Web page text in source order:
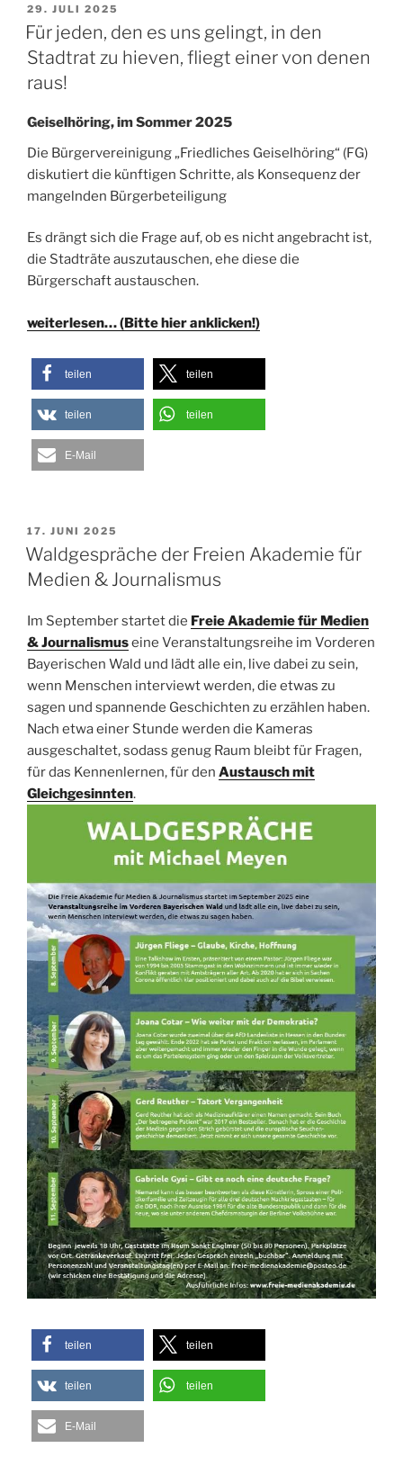
VERÖFFENTLICHT
AM
29. JULI 2025
Für jeden, den es uns gelingt, in den
Stadtrat zu hieven, fliegt einer von denen
raus!
Geiselhöring, im Sommer 2025
Die Bürgervereinigung „Friedliches Geiselhöring“ (FG)
diskutiert die künftigen Schritte,als Konsequenz der
mangelnden Bürgerbeteiligung
Es drängt sich die Frage auf, ob es nicht angebracht ist,
die Stadträte auszutauschen, ehe diese die
Bürgerschaft austauschen.
weiterlesen… (Bitte hier anklicken!)
teilen teilen
teilen teilen
E-Mail
VERÖFFENTLICHT
AM
17. JUNI 2025
Waldgespräche der Freien Akademie für
Medien & Journalismus
Im September startet die Freie Akademie für Medien
& Journalismuseine Veranstaltungsreihe im Vorderen
Bayerischen Wald und lädt alle ein, live dabei zu sein,
wenn Menschen interviewt werden, die etwas zu
sagen und spannende Geschichten zu erzählen haben.
Nach etwa einer Stunde werden die Kameras
ausgeschaltet, sodass genug Raum bleibt für Fragen,
für das Kennenlernen, für den Austausch mit
Gleichgesinnten.
teilen teilen
teilen teilen
E-Mail